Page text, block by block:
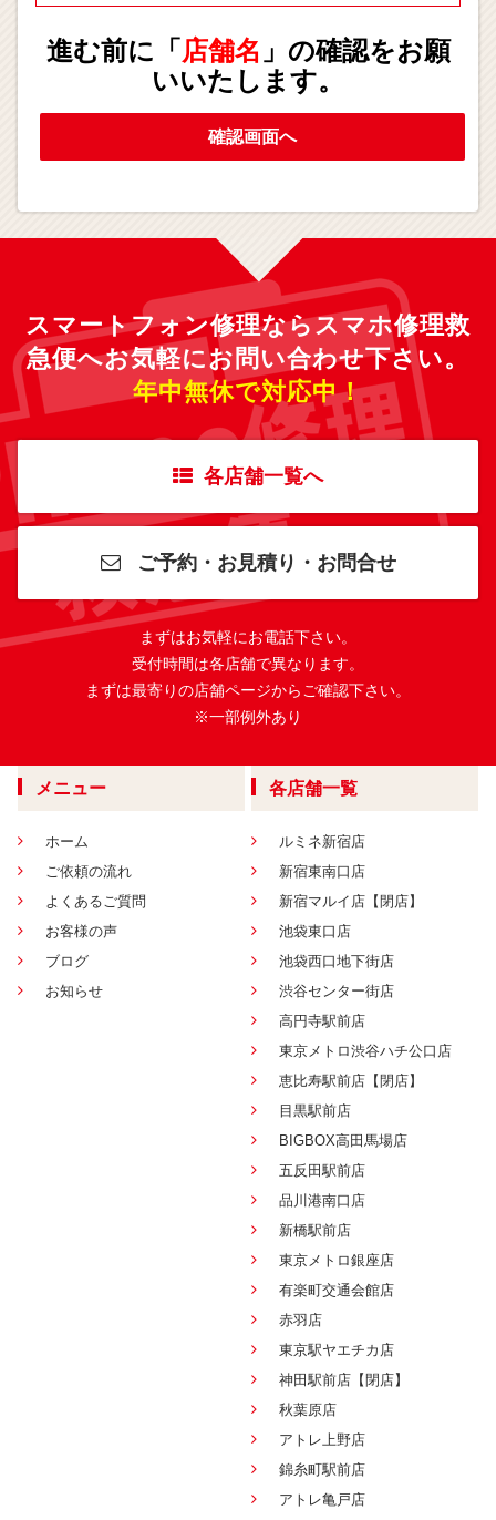
進む前に「 店舗名 」の確認をお願
いいたします。
確認画面へ
スマートフォン修理ならスマホ修理救
急便へお気軽にお問い合わせ下さい。
年中無休で対応中！
各店舗一覧へ
ご予約・お見積り・お問合せ
まずはお気軽にお電話下さい。
受付時間は各店舗で異なります。
まずは最寄りの店舗ページからご確認下さい。
※一部例外あり
メニュー
ホーム
ご依頼の流れ
よくあるご質問
お客様の声
ブログ
お知らせ
各店舗一覧
ルミネ新宿店
新宿東南口店
新宿マルイ店【閉店】
池袋東口店
池袋西口地下街店
渋谷センター街店
高円寺駅前店
東京メトロ渋谷ハチ公口店
恵比寿駅前店【閉店】
目黒駅前店
BIGBOX高田馬場店
五反田駅前店
品川港南口店
新橋駅前店
東京メトロ銀座店
有楽町交通会館店
赤羽店
東京駅ヤエチカ店
神田駅前店【閉店】
秋葉原店
アトレ上野店
錦糸町駅前店
アトレ亀戸店